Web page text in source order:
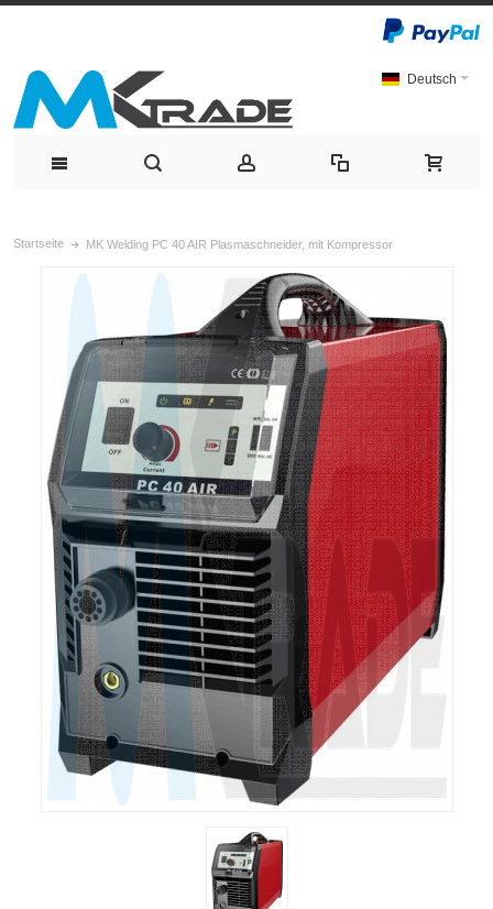
Deutsch
Startseite MK Welding PC 40 AIR Plasmaschneider, mit Kompressor